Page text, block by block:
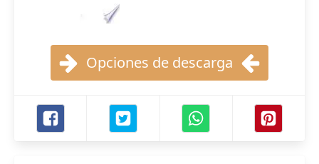
Opciones de descarga